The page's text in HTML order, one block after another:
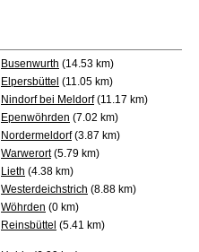
Busenwurth (14.53 km)
Elpersbüttel (11.05 km)
Nindorf bei Meldorf(11.17 km)
Epenwöhrden (7.02 km)
Nordermeldorf(3.87 km)
Warwerort(5.79 km)
Lieth (4.38 km)
Westerdeichstrich (8.88 km)
Wöhrden (0 km)
Reinsbüttel (5.41 km)